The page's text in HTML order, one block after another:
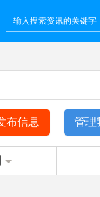
西站棒极网-济南
合资讯门户网站
录 注册 微信快
布信息 管理